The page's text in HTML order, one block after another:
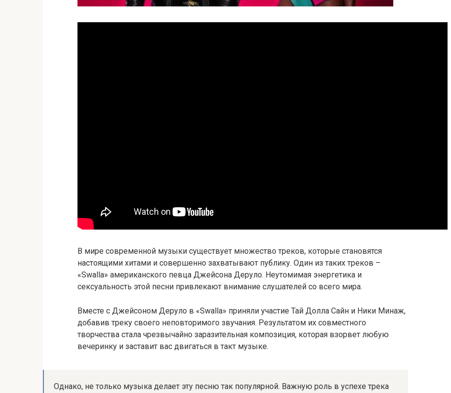
В мире современной музыки существует множество треков, которые становятся
настоящими хитами и совершенно захватывают публику. Один из таких треков –
«Swalla» американского певца Джейсона Деруло. Неутомимая энергетика и
сексуальность этой песни привлекают внимание слушателей со всего мира.
Вместе с Джейсоном Деруло в «Swalla» приняли участие Тай Долла Сайн и Ники Минаж,
добавив треку своего неповторимого звучания. Результатом их совместного
творчества стала чрезвычайно заразительная композиция, которая взорвет любую
вечеринку и заставит вас двигаться в такт музыке.
Однако, не только музыка делает эту песню так популярной. Важную роль в успехе трека